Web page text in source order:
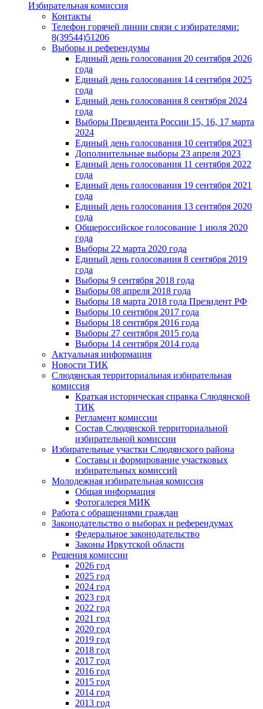
Избирательная комиссия
Контакты
Телефон горячей линии связи с избирателями:
8(39544)51206
Выборы и референдумы
Единый день голосования 20 сентября 2026
года
Единый день голосования 14 сентября 2025
года
Единый день голосования 8 сентября 2024
года
Выборы Президента России 15, 16, 17 марта
2024
Единый день голосования 10 сентября 2023
Дополнительные выборы 23 апреля 2023
Единый день голосования 11 сентября 2022
года
Единый день голосования 19 сентября 2021
года
Единый день голосования 13 сентября 2020
года
Общероссийское голосование 1 июля 2020
года
Выборы 22 марта 2020 года
Единый день голосования 8 сентября 2019
года
Выборы 9 сентября 2018 года
Выборы 08 апреля 2018 года
Выборы 18 марта 2018 года Президент РФ
Выборы 10 сентября 2017 года
Выборы 18 сентября 2016 года
Выборы 27 сентября 2015 года
Выборы 14 сентября 2014 года
Актуальная информация
Новости ТИК
Слюдянская территориальная избирательная
комиссия
Краткая историческая справка Слюдянской
ТИК
Регламент комиссии
Состав Слюдянской территориальной
избирательной комиссии
Избирательные участки Слюдянского района
Составы и формирование участковых
избирательных комиссий
Молодежная избирательная комиссия
Общая информация
Фотогалерея МИК
Работа с обращениями граждан
Законодательство о выборах и референдумах
Федеральное законодательство
Законы Иркутской области
Решения комиссии
2026 год
2025 год
2024 год
2023 год
2022 год
2021 год
2020 год
2019 год
2018 год
2017 год
2016 год
2015 год
2014 год
2013 год